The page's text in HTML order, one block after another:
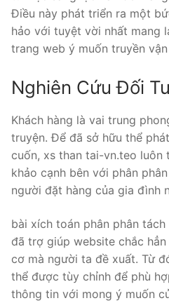
Điều này phát triển ra một
hảo với tuyệt vời nhất mang
trang web ý muốn truyền
Nghiên Cứu Đối
Khách hàng là vai trung
truyện. Để đã sở hữu thể
cuốn, xs than tai-vn.teo luôn
khảo cạnh bên với phân
người đặt hàng của gia đình
bài xích toán phân phân
đã trợ giúp website chắc
cơ mà người ta đề xuất. Từ
thể được tùy chỉnh để phù
thông tin với mong ý muốn